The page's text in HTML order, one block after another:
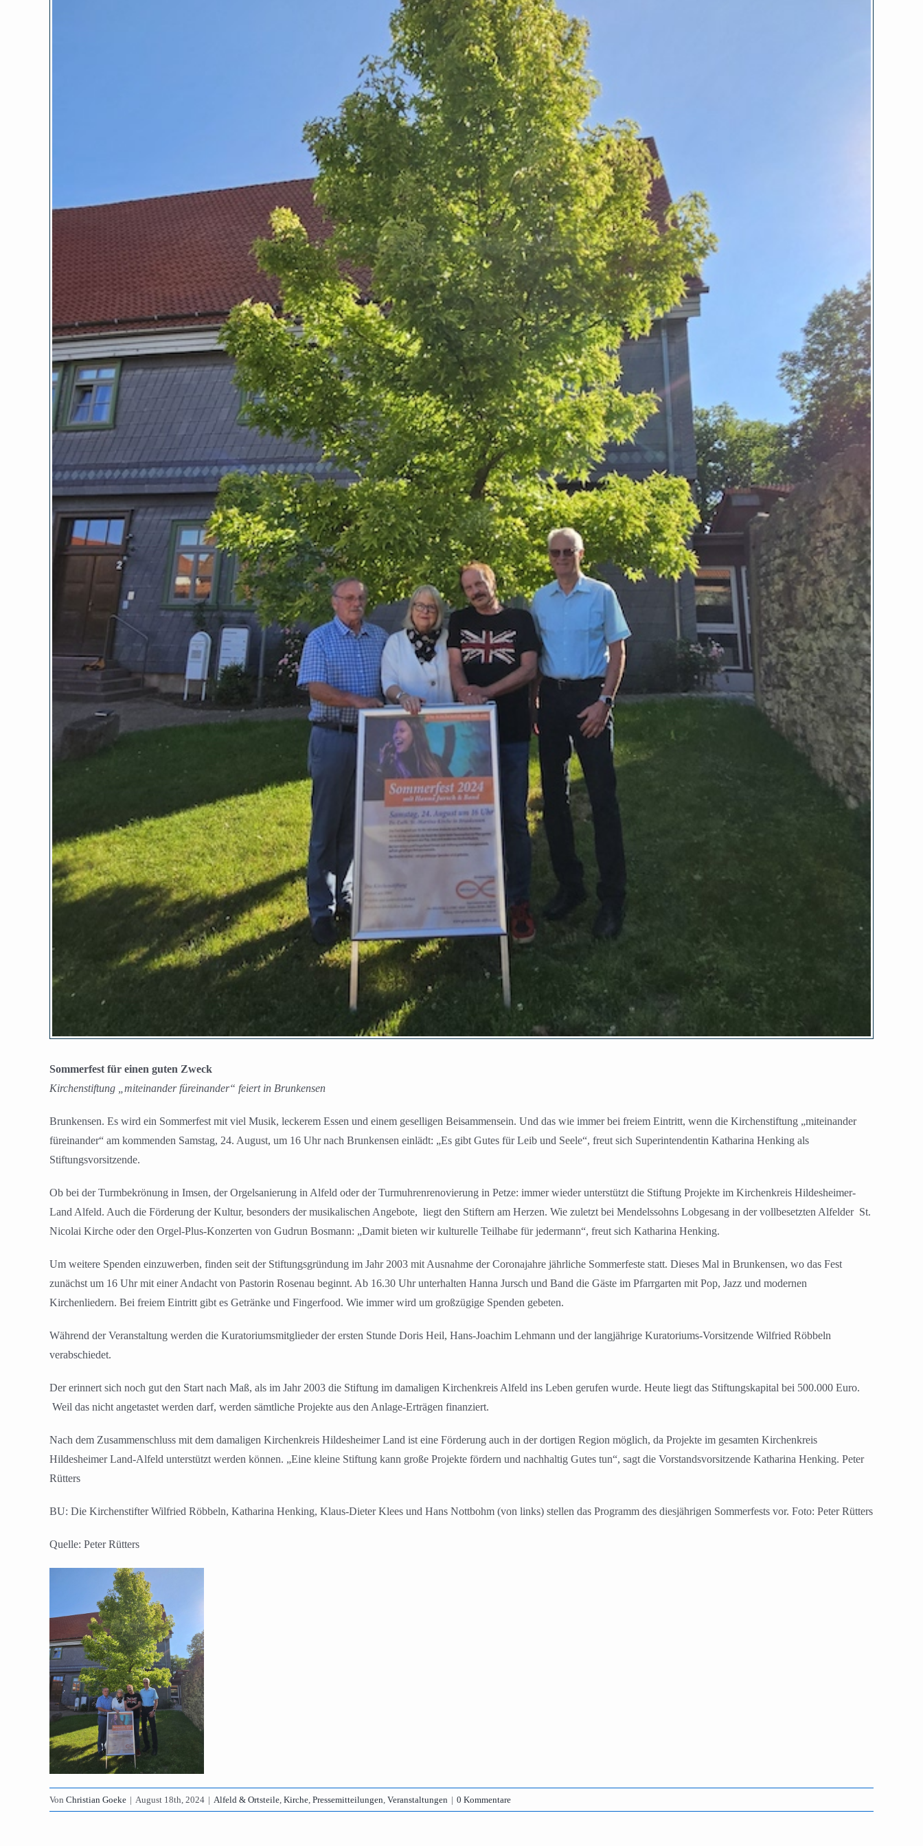
Sommerfest für einen guten Zweck
Kirchenstiftung „miteinander füreinander“ feiert in Brunkensen
Brunkensen. Es wird ein Sommerfest mit viel Musik, leckerem Essen und einem geselligen Beisammensein. Und das wie immer bei freiem Eintritt, wenn die Kirchenstiftung „miteinander
füreinander“ am kommenden Samstag, 24. August, um 16 Uhr nach Brunkensen einlädt: „Es gibt Gutes für Leib und Seele“, freut sich Superintendentin Katharina Henking als
Stiftungsvorsitzende.
Ob bei der Turmbekrönung in Imsen, der Orgelsanierung in Alfeld oder der Turmuhrenrenovierung in Petze: immer wieder unterstützt die Stiftung Projekte im Kirchenkreis Hildesheimer-
Land Alfeld. Auch die Förderung der Kultur, besonders der musikalischen Angebote, liegt den Stiftern am Herzen. Wie zuletzt bei Mendelssohns Lobgesang in der vollbesetzten Alfelder St.
Nicolai Kirche oder den Orgel-Plus-Konzerten von Gudrun Bosmann: „Damit bieten wir kulturelle Teilhabe für jedermann“, freut sich Katharina Henking.
Um weitere Spenden einzuwerben, finden seit der Stiftungsgründung im Jahr 2003 mit Ausnahme der Coronajahre jährliche Sommerfeste statt. Dieses Mal in Brunkensen, wo das Fest
zunächst um 16 Uhr mit einer Andacht von Pastorin Rosenau beginnt. Ab 16.30 Uhr unterhalten Hanna Jursch und Band die Gäste im Pfarrgarten mit Pop, Jazz und modernen
Kirchenliedern. Bei freiem Eintritt gibt es Getränke und Fingerfood. Wie immer wird um großzügige Spenden gebeten.
Während der Veranstaltung werden die Kuratoriumsmitglieder der ersten Stunde Doris Heil, Hans-Joachim Lehmann und der langjährige Kuratoriums-Vorsitzende Wilfried Röbbeln
verabschiedet.
Der erinnert sich noch gut den Start nach Maß, als im Jahr 2003 die Stiftung im damaligen Kirchenkreis Alfeld ins Leben gerufen wurde. Heute liegt das Stiftungskapital bei 500.000 Euro.
Weil das nicht angetastet werden darf, werden sämtliche Projekte aus den Anlage-Erträgen finanziert.
Nach dem Zusammenschluss mit dem damaligen Kirchenkreis Hildesheimer Land ist eine Förderung auch in der dortigen Region möglich, da Projekte im gesamten Kirchenkreis
Hildesheimer Land-Alfeld unterstützt werden können. „Eine kleine Stiftung kann große Projekte fördern und nachhaltig Gutes tun“, sagt die Vorstandsvorsitzende Katharina Henking. Peter
Rütters
BU: Die Kirchenstifter Wilfried Röbbeln, Katharina Henking, Klaus-Dieter Klees und Hans Nottbohm (von links) stellen das Programm des diesjährigen Sommerfests vor. Foto: Peter Rütters
Quelle: Peter Rütters
Von Christian Goeke | August 18th, 2024 | Alfeld & Ortsteile Kirche Pressemitteilungen Veranstaltungen | 0 Kommentare